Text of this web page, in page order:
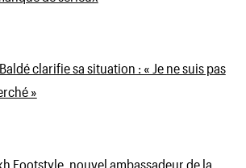
clarifie sa situation : « Je ne suis pas
»
Footstyle, nouvel ambassadeur de la